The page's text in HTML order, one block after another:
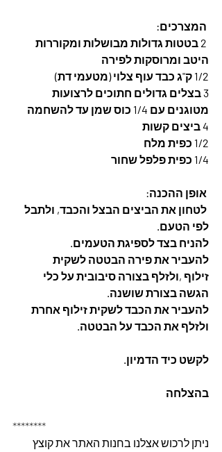
המצרכים:
2 בטטות גדולות מבושלות ומקוררות
היטב ומרוסקות לפירה
1/2 ק"ג כבד עוף צלוי (מטעמי דת)
3 בצלים גדולים חתוכים לרצועות
מטוגנים עם 1/4 כוס שמן עד להשחמה
4 ביצים קשות
1/2 כפית מלח
1/4 כפית פלפל שחור
אופן ההכנה:
לטחון את הביצים הבצל והכבד, ולתבל
לפי הטעם.
להניח בצד לספיגת הטעמים.
להעביר את פירה הבטטה לשקית
זילוף ,ולזלף בצורה סיבובית על כלי
הגשה בצורת שושנה.
להעביר את הכבד לשקית זילוף אחרת
ולזלף את הכבד על הבטטה.
לקשט כיד הדמיון.
בהצלחה
********
ניתן לרכוש אצלנו בחנות האתר את קוצץ